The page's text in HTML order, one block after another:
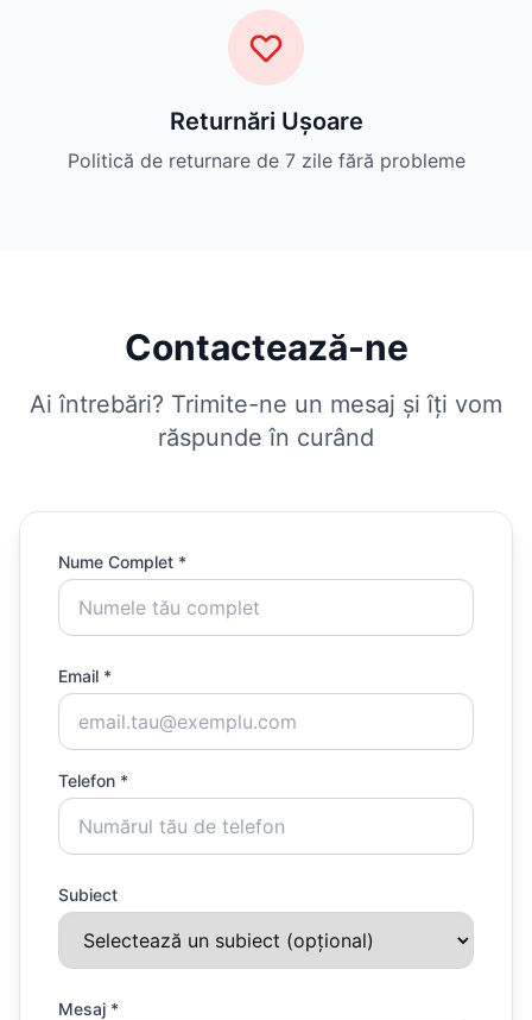
Returnări Ușoare
Politică de returnare de 7 zile fără probleme
Contactează-ne
Ai întrebări? Trimite-ne un mesaj și îți vom
răspunde în curând
Nume Complet *
Email *
Telefon *
Subiect
Mesaj *